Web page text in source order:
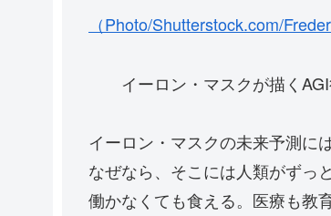
（Photo/Shutterstock.com/
イーロン・マスクが描くAGI
イーロン・マスクの未来予測に
なぜなら、そこには人類がずっ
働かなくても食える。医療も教